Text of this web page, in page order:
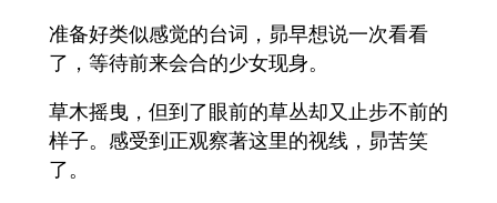
准备好类似感觉的台词，昴早想说一次看看
了，等待前来会合的少女现身。
草木摇曳，但到了眼前的草丛却又止步不前的
样子。感受到正观察著这里的视线，昴苦笑
了。